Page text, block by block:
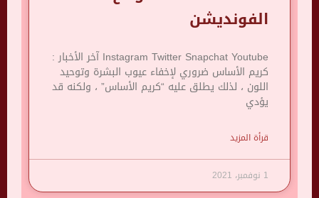
الفونديشن
Instagram Twitter Snapchat Youtube آخر الأخبار :
كريم الأساس ضروري لإخفاء عيوب البشرة وتوحيد
اللون ، لذلك يطلق عليه “كريم الأساس” ، ولكنه قد
يؤدي
قرأة المزيد
1 نوفمبر، 2021